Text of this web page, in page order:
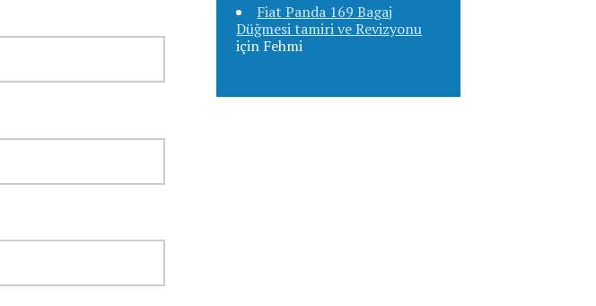
Fiat Panda 169 Bagaj
Düğmesi tamiri ve Revizyonu
için Fehmi